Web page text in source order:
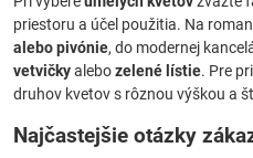
priestoru a účel použitia. Na
alebo pivónie, do modernej
vetvičkyalebozelené lístie. Pre
druhov kvetov s rôznou výškou a
Najčastejšie otázky